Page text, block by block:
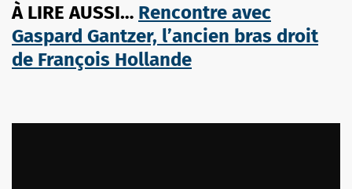
À LIRE AUSSI… Rencontre avec
Gaspard Gantzer, l’ancien bras droit
de François Hollande